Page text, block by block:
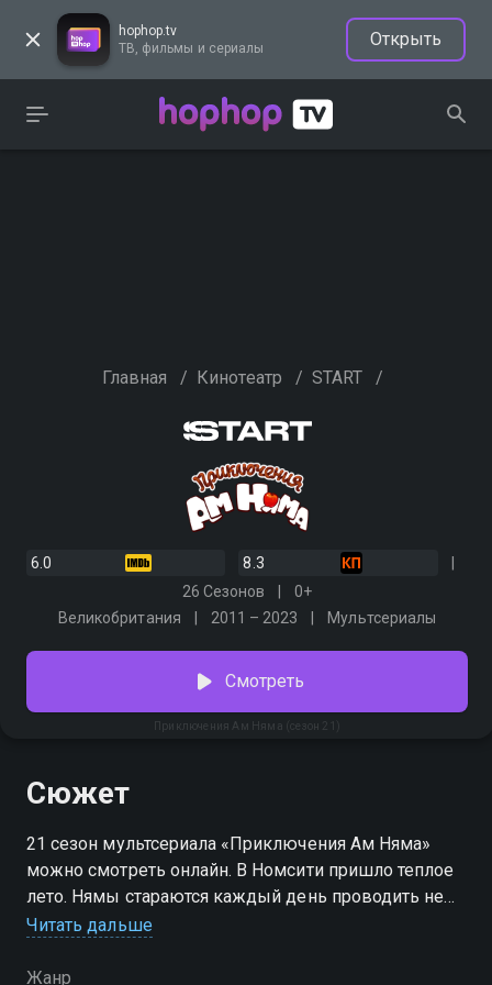
hophop.tv
ТВ, фильмы и сериалы
Открыть
Главная / Кинотеатр / START /
6.0
8.3
26 Сезонов
0+
Великобритания
2011 – 2023 Мультсериалы
Приключения Ам Няма (сезон 21)
Смотреть
Сюжет
21 сезон мультсериала «Приключения Ам Няма»
можно смотреть онлайн. В Номсити пришло теплое
лето. Нямы стараются каждый день проводить не
дома, что сулит море приключений. Сам Ам Ням не
попробовать свои силы в фотографии и начать
Читать дальше
Жанр